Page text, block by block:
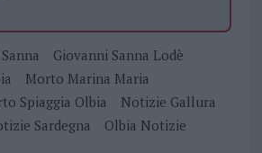
Giovanni Sanna Lodè
Morto Marina Maria
Spiaggia Olbia
Notizie Gallura
Sardegna Olbia Notizie